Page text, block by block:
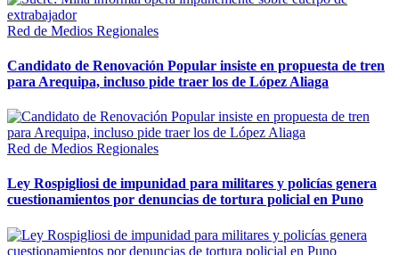
Red de Medios Regionales
Candidato de Renovación Popular insiste en propuesta de tren
para Arequipa, incluso pide traer los de López Aliaga
Red de Medios Regionales
Ley Rospigliosi de impunidad para militares y policías genera
cuestionamientos por denuncias de tortura policial en Puno